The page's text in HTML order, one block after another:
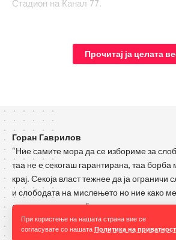
При користење на нашата страна вие се
согласувате со нашата Политика на приватност
Стадион на Канал 77.
пациентот веќе има договор со Фондот.
договор со своите придонеси,“ смета
Прочитај ја целата
Горан Гаврилов
“Ние самите мора да се избориме за
таа не е секогаш гарантирана, таа
крај. Секоја власт тежнее да ја ограничи
и слободата на мислењето но ние како
оневозможиме тоа”